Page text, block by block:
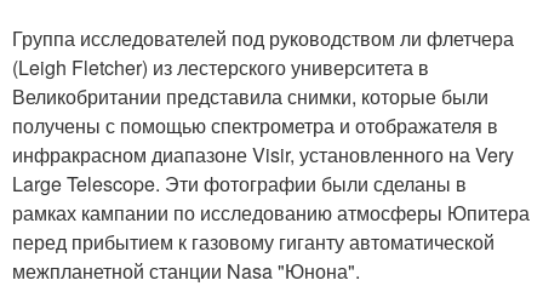
Группа исследователей под руководством ли флетчера
(Leigh Fletcher) из лестерского университета в
Великобритании представила снимки, которые были
получены с помощью спектрометра и отображателя в
инфракрасном диапазоне Visir, установленного на Very
Large Telescope. Эти фотографии были сделаны в
рамках кампании по исследованию атмосферы Юпитера
перед прибытием к газовому гиганту автоматической
межпланетной станции Nasa "Юнона".